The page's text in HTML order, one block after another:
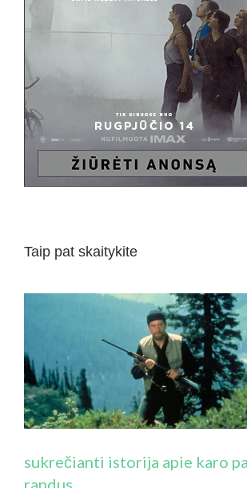
Taip pat skaitykite
sukrečianti istorija apie karo